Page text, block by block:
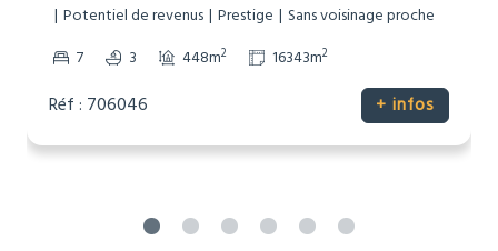
Sans voisinage proche
7
4 860m2 57000m2
Réf : 706577 + infos